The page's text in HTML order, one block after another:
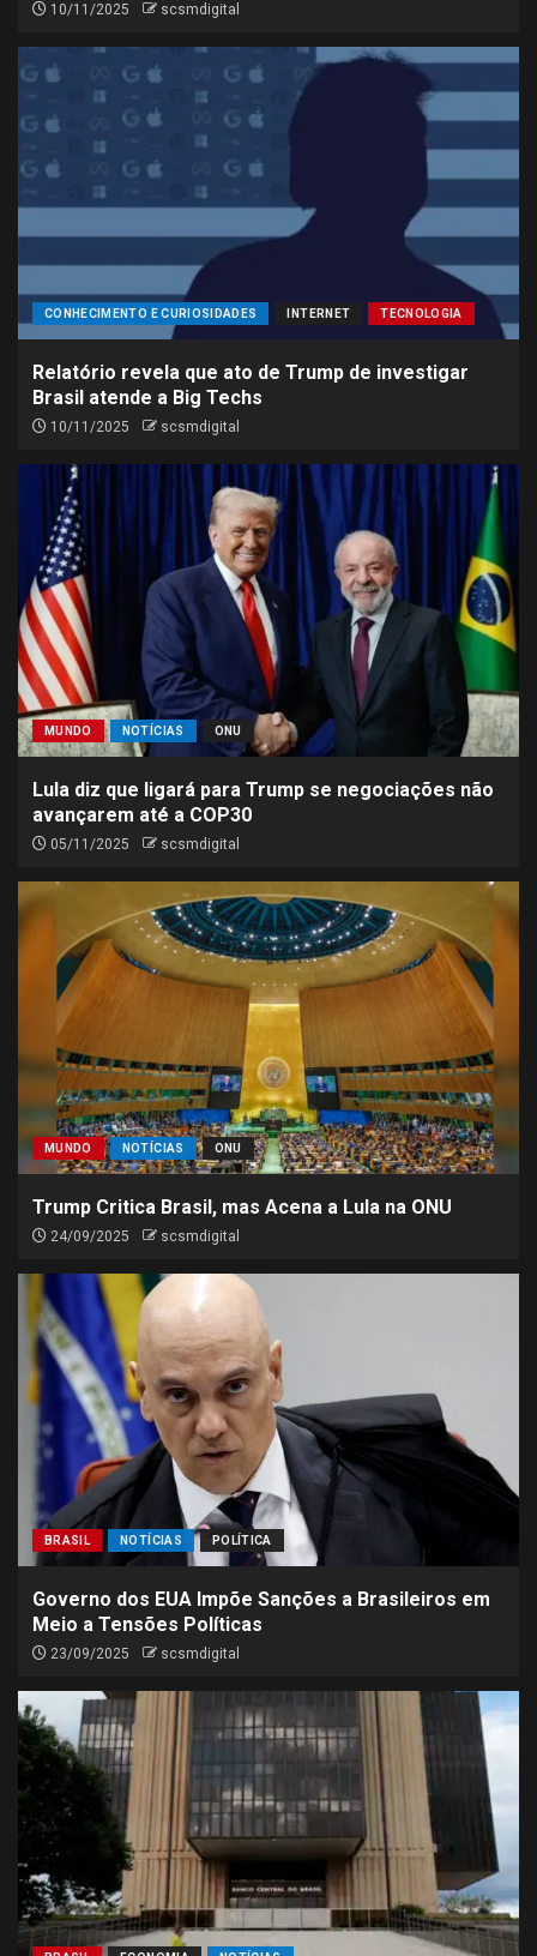
10/11/2025 scsmdigital
CONHECIMENTO E CURIOSIDADES INTERNET TECNOLOGIA
Relatório revela que ato de Trump de investigar
Brasil atende a Big Techs
10/11/2025 scsmdigital
MUNDO NOTÍCIAS ONU
Lula diz que ligará para Trump se negociações não
avançarem até a COP30
05/11/2025 scsmdigital
MUNDO NOTÍCIAS ONU
Trump Critica Brasil, mas Acena a Lula na ONU
24/09/2025 scsmdigital
BRASIL NOTÍCIAS POLÍTICA
Governo dos EUA Impõe Sanções a Brasileiros em
Meio a Tensões Políticas
23/09/2025 scsmdigital